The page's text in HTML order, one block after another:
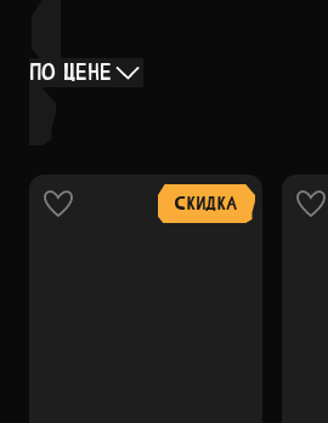
ПО ЦЕНЕ
СКИДКА